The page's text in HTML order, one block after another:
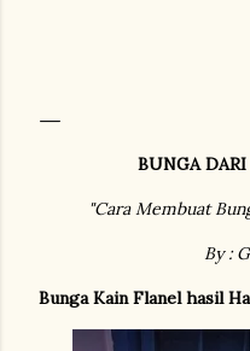
BUNGA
"Cara Membuat
By :
Bunga Kain Flanel hasil